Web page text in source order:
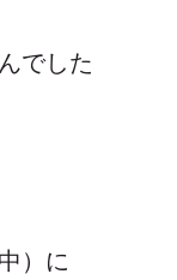
でした
）に